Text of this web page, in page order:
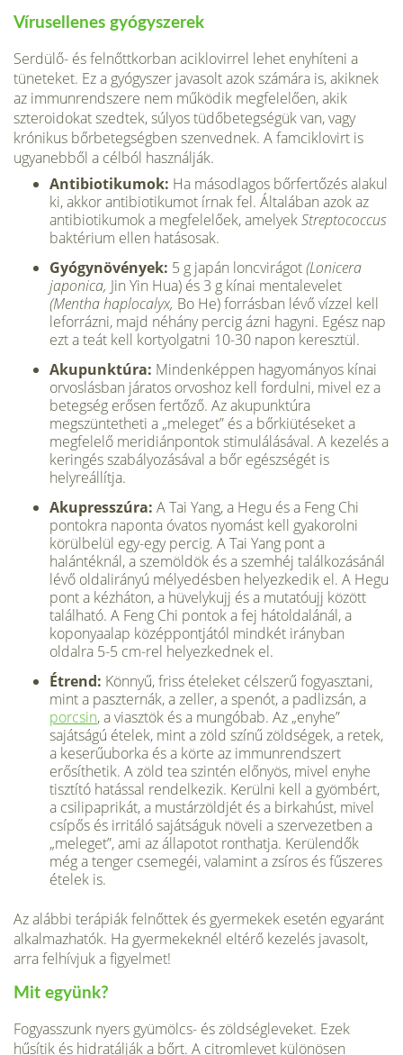
Vírusellenes gyógyszerek
Serdülő- és felnőttkorban aciklovirrel lehet enyhíteni a
tüneteket. Ez a gyógyszer javasolt azok számára is, akiknek
az immunrendszere nem működik megfele­lően, akik
szteroidokat szedtek, súlyos tüdőbetegségük van, vagy
krónikus bőr­betegségben szenvednek. A famciklovirt is
ugyanebből a célból használják.
Antibiotikumok: Ha másodlagos bőrfertőzés alakul
ki, akkor antibiotikumot írnak fel. Általában azok az
antibiotikumok a megfelelőek, amelyekStreptococcus
baktérium ellen hatásosak.
Gyógynövények: 5 g japán loncvirágot(Lonicera
japonica, Jin Yin Hua) és 3 g kínai mentalevelet
(Mentha haplocalyx, Bo He) forrásban lévő vízzel kell
leforrázni, majd néhány per­cig ázni hagyni. Egész nap
ezt a teát kell kortyolgatni 10-30 napon keresztül.
Akupunktúra: Mindenképpen hagyományos kínai
orvoslásban járatos orvoshoz kell fordulni, mivel ez a
betegség erősen fertőző. Az akupunktúra
megszüntetheti a „meleget” és a bőrkiütéseket a
megfelelő meridiánpontok stimulálásával. A kezelés a
ke­ringés szabályozásával a bőr egészségét is
helyreállítja.
Akupresszúra: A Tai Yang, a Hegu és a Feng Chi
pontokra naponta óvatos nyomást kell gyako­rolni
körülbelül egy-egy percig. A Tai Yang pont a
halántéknál, a szemöldök és a szemhéj találkozásánál
lévő oldalirányú mélyedésben helyezkedik el. A Hegu
pont a kézháton, a hüvelykujj és a mutatóujj között
található. A Feng Chi pon­tok a fej hátoldalánál, a
koponyaalap középpontjától mindkét irányban
oldalra 5-5 cm-rel helyezkednek el.
Étrend: Könnyű, friss ételeket célszerű fogyasztani,
mint a paszternák, a zeller, a spe­nót, a padlizsán, a
porcsin, a viasztök és a mungóbab. Az „enyhe”
sajátságú éte­lek, mint a zöld színű zöldségek, a retek,
a keserűuborka és a körte az immun­rendszert
erősíthetik. A zöld tea szintén előnyös, mivel enyhe
tisztító hatással rendelkezik. Kerülni kell a gyömbért,
a csilipaprikát, a mustárzöldjét és a bir­kahúst, mivel
csípős és irritáló sajátságuk növeli a szervezetben a
„meleget”, ami az állapotot ronthatja. Kerülendők
még a tenger csemegéi, valamint a zsí­ros és fűszeres
ételek is.
Az alábbi terápiák felnőttek és gyermekek esetén egyaránt
alkalmazhatók. Ha gyermekeknél eltérő kezelés javasolt,
arra felhívjuk a figyelmet!
Mit együnk?
Fogyasszunk nyers gyümölcs- és zöldségleveket. Ezek
hűsítik és hidratálják a bőrt. A citromlevet különösen